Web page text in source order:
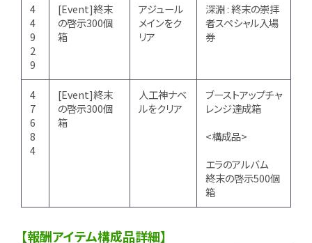
4
4
9
2
9
[Event]終末
の啓示300個
箱
アジュール
メインをク
リア
深淵 : 終末の崇拝
者スペシャル入場
券
4
7
6
8
4
[Event]終末
の啓示300個
箱
人工神ナベ
ルをクリア
ブーストアップチャ
レンジ達成箱
<構成品>
エラのアルバム
終末の啓示500個
箱
【報酬アイテム構成品詳細】